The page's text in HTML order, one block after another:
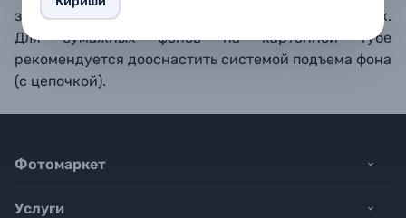
зафиксировать с помощью нескольких прищепок.
Для бумажных фоновна картоннойтубе
рекомендуется дооснастить системой подъема фона
(с цепочкой).
Фотомаркет
Услуги